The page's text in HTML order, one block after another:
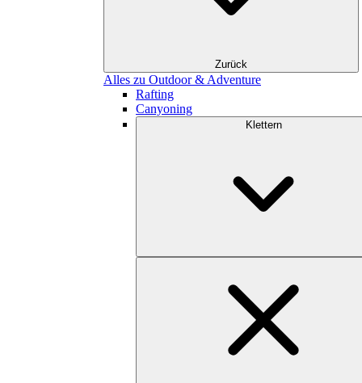
Zurück
Alles zu Outdoor & Adventure
Rafting
Canyoning
Klettern